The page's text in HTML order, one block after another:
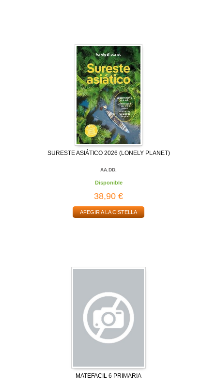
SURESTE ASIÁTICO 2026 (LONELY PLANET)
AA.DD.
Disponible
38,90 €
AFEGIR A LA CISTELLA
MATEFACIL 6 PRIMARIA